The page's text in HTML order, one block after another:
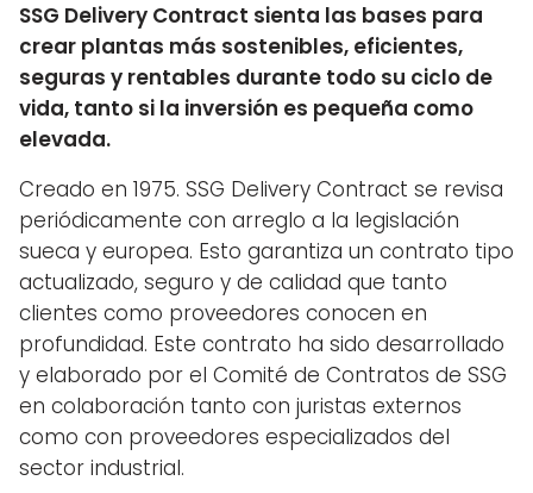
SSG Delivery Contract sienta las bases para
crear plantas más sostenibles, eficientes,
seguras y rentables durante todo su ciclo de
vida, tanto si la inversión es pequeña como
elevada.
Creado en 1975. SSG Delivery Contract se revisa
periódicamente con arreglo a la legislación
sueca y europea. Esto garantiza un contrato tipo
actualizado, seguro y de calidad que tanto
clientes como proveedores conocen en
profundidad. Este contrato ha sido desarrollado
y elaborado por el Comité de Contratos de SSG
en colaboración tanto con juristas externos
como con proveedores especializados del
sector industrial.